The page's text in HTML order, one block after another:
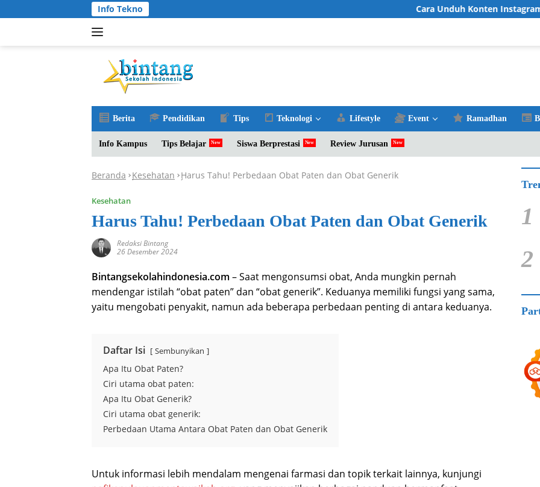
ke
Info Tekno Cara Unduh Konten Instagram
Berita Pendidikan Tips Teknologi Lifestyle Event Ramadhan
Info Kampus Tips Belajar Siswa Berprestasi Review Jurusan
Beranda -Kesehatan -Harus Tahu! Perbedaan Obat Paten dan Obat Generik
Kesehatan
Harus Tahu! Perbedaan Obat Paten dan Obat Generik
Redaksi Bintang
26 Desember 2024
Bintangsekolahindonesia.com – Saat mengonsumsi obat, Anda mungkin pernah
mendengar istilah “obat paten” dan “obat generik”. Keduanya memiliki fungsi yang sama,
yaitu mengobati penyakit, namun ada beberapa perbedaan penting di antara keduanya.
Daftar Isi Sembunyikan
Apa Itu Obat Paten?
Ciri utama obat paten:
Apa Itu Obat Generik?
Ciri utama obat generik:
Perbedaan Utama Antara Obat Paten dan Obat Generik
Untuk informasi lebih mendalam mengenai farmasi dan topik terkait lainnya, kunjungi
1
2